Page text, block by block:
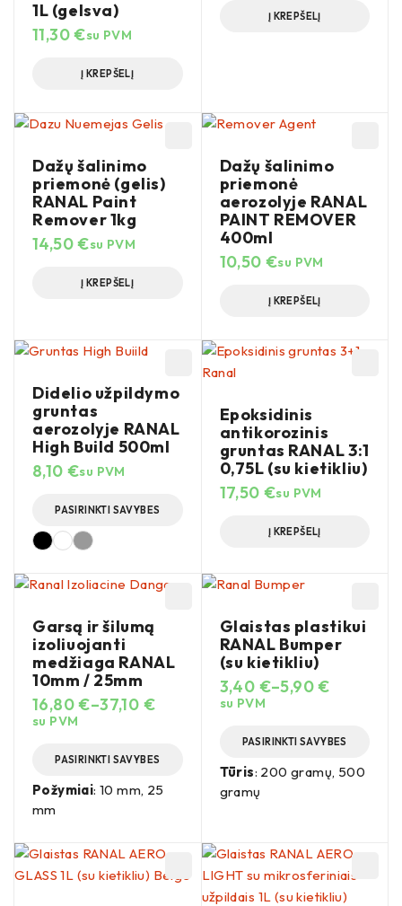
1L (gelsva)
11,30€su PVM
Į KREPŠELĮ
Į KREPŠELĮ
Dažų šalinimo
priemonė (gelis)
RANAL Paint
Remover 1kg
14,50€su PVM
Į KREPŠELĮ
Dažų šalinimo
priemonė
aerozolyje RANAL
PAINT REMOVER
400ml
10,50 €su PVM
Į KREPŠELĮ
Didelio užpildymo
gruntas
aerozolyje RANAL
High Build 500ml
8,10 €su PVM
PASIRINKTI SAVYBES
Epoksidinis
antikorozinis
gruntas RANAL 3:1
0,75L (su kietikliu)
17,50 €su PVM
Į KREPŠELĮ
Garsą ir šilumą
izoliuojanti
medžiaga RANAL
10mm / 25mm
16,80€–37,10 €
su PVM
PASIRINKTI SAVYBES
Požymiai: 10 mm, 25
mm
Glaistas plastikui
RANAL Bumper
(su kietikliu)
3,40 €–5,90€
su PVM
PASIRINKTI SAVYBES
Tūris: 200 gramų, 500
gramų